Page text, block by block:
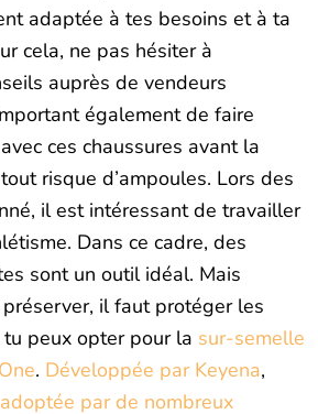
adaptée à tes besoins et à ta
cela, ne pas hésiter à
auprès de vendeurs
également de faire
ces chaussures avant la
risque d’ampoules. Lors des
il est intéressant de travailler
Dans ce cadre, des
sont un outil idéal. Mais
il faut protéger les
peux opter pour la sur-semelle
. Développée par Keyena,
adoptée par de nombreux